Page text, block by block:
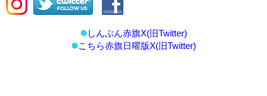
しんぶん赤旗X(旧Twitter)
こちら赤旗日曜版X(旧Twitter)